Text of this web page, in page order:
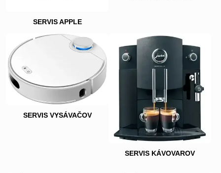
SERVIS APPLE
SERVIS VYSÁVAČOV
SERVIS KÁVOVAROV